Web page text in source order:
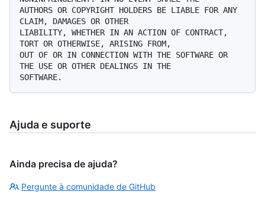
AUTHORS OR COPYRIGHT HOLDERS BE LIABLE FOR ANY
CLAIM, DAMAGES OR OTHER
LIABILITY, WHETHER IN AN ACTION OF CONTRACT,
TORT OR OTHERWISE, ARISING FROM,
OUT OF OR IN CONNECTION WITH THE SOFTWARE OR
THE USE OR OTHER DEALINGS IN THE
Ajuda e suporte
Ainda precisa de ajuda?
Pergunte à comunidade de GitHub